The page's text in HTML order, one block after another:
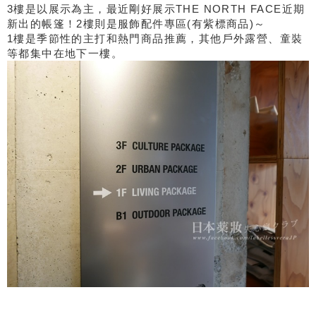
3樓是以展示為主，最近剛好展示THE NORTH FACE近期
新出的帳篷！2樓則是服飾配件專區(有紫標商品)～
1樓是季節性的主打和熱門商品推薦，其他戶外露營、童裝
等都集中在地下一樓。